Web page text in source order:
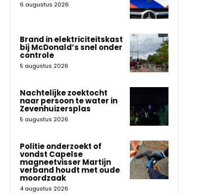
6 augustus 2026
Brand in elektriciteitskast
bij McDonald’s snel onder
controle
5 augustus 2026
Nachtelijke zoektocht
naar persoon te water in
Zevenhuizersplas
5 augustus 2026
Politie onderzoekt of
vondst Capelse
magneetvisser Martijn
verband houdt met oude
moordzaak
4 augustus 2026